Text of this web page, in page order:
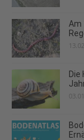
Am